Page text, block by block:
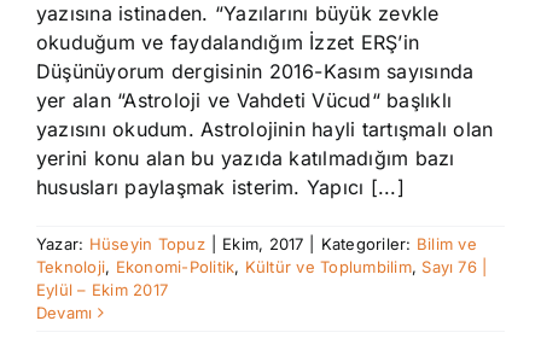
yazısına istinaden. “Yazılarını büyük zevkle
okuduğum ve faydalandığım İzzet ERŞ’in
Düşünüyorum dergisinin 2016-Kasım sayısında
yer alan “Astroloji ve Vahdeti Vücud“ başlıklı
yazısını okudum. Astrolojinin hayli tartışmalı olan
yerini konu alan bu yazıda katılmadığım bazı
hususları paylaşmak isterim. Yapıcı [...]
Yazar: Hüseyin Topuz Ekim, 2017 Kategoriler: Bilim ve
Teknoloji, Ekonomi-Politik, Kültür ve Toplumbilim, Sayı 76 |
Eylül – Ekim 2017
Devamı